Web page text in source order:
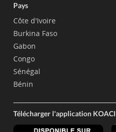
Pays
Côte d'Ivoire
Burkina Faso
Gabon
Congo
Sénégal
Bénin
Télécharger l'application KOACI